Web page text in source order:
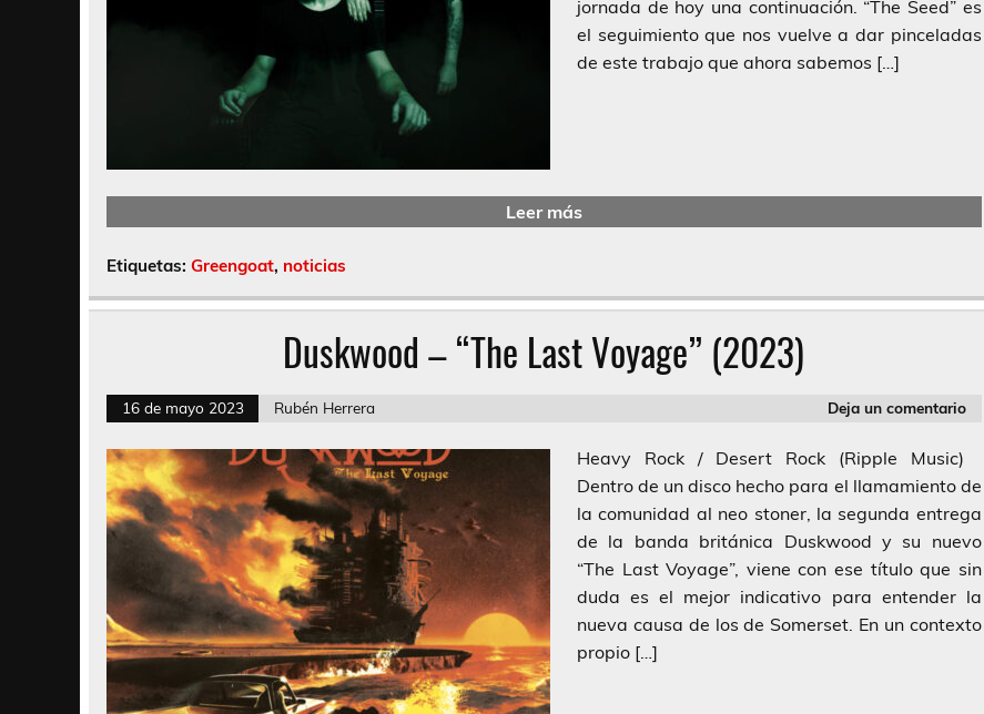
jornada de hoy una continuación. “The Seed” es
el seguimiento que nos vuelve a dar pinceladas
de este trabajo que ahora sabemos […]
Leer más
Etiquetas: Greengoat, noticias
Duskwood – “The Last Voyage” (2023)
16 de mayo 2023 Rubén Herrera Deja un comentario
Heavy Rock / Desert Rock (Ripple Music)
Dentro de un disco hecho para el llamamiento de
la comunidad al neo stoner, la segunda entrega
de la banda británica Duskwood y su nuevo
“The Last Voyage”, viene con ese título que sin
duda es el mejor indicativo para entender la
nueva causa de los de Somerset. En un contexto
propio […]